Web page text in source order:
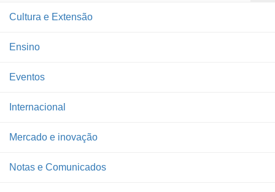
Cultura e Extensão
Ensino
Eventos
Internacional
Mercado e inovação
Notas e Comunicados